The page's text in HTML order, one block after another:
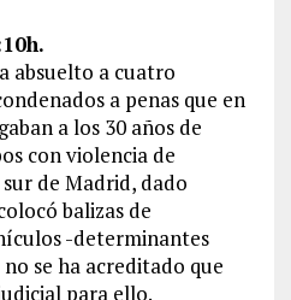
absuelto a cuatro
a penas que en
a los 30 años de
con violencia de
de Madrid, dado
balizas de
-determinantes
se ha acreditado que
para ello.